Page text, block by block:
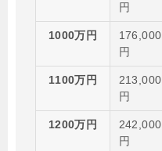
円
1000万円
176,000
円
1100万円
213,000
円
1200万円
242,000
円